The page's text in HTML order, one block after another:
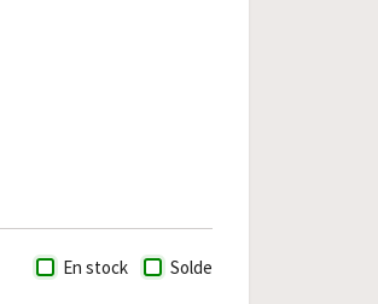
En stock Solde